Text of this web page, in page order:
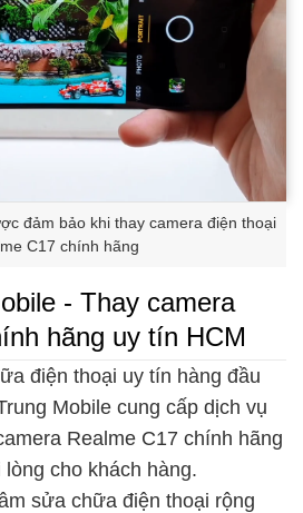
đảm bảo khi thay camera điện thoại
C17 chính hãng
- Thay camera
hãng uy tín HCM
điện thoại uy tín hàng đầu
Mobile cung cấp dịch vụ
Realme C17 chính hãng
cho khách hàng.
sửa chữa điện thoại rộng